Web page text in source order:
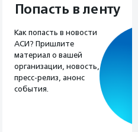
Попасть в ленту
Как попасть в новости
АСИ? Пришлите
материал о вашей
организации, новость,
пресс-релиз, анонс
события.